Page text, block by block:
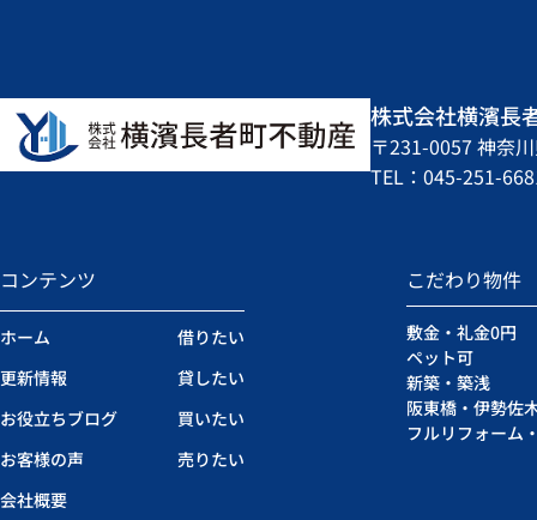
株式会社横濱長
〒231-0057 神奈
TEL：045-251-
コンテンツ
ホーム
借りたい
更新情報
貸したい
お役立ちブログ
買いたい
お客様の声
売りたい
会社概要
こだわり物件
敷金・礼金0円
ペット可
新築・築浅
阪東橋・伊勢佐
フルリフォーム